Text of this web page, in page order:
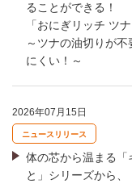
ることができる！
「おにぎリッチ ツ
～ツナの油切りが
にくい！～
2026年07月15日
ニュースリリース
体の芯から温まる「
と」シリーズから、